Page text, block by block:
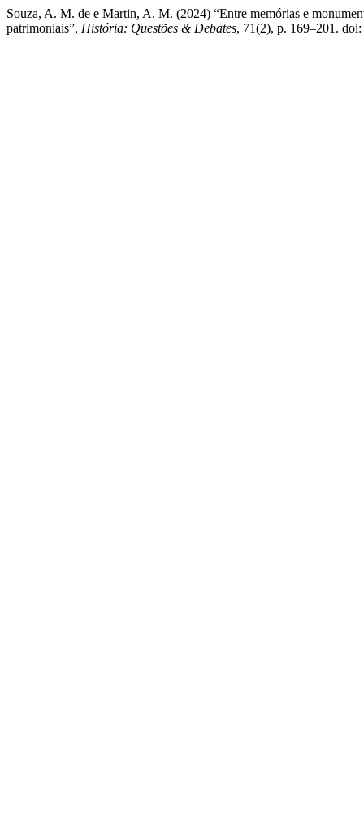
Souza, A. M. de e Martin, A. M. (2024) “Entre memórias e
patrimoniais”, História: Questões & Debates, 71(2), p. 169–201.